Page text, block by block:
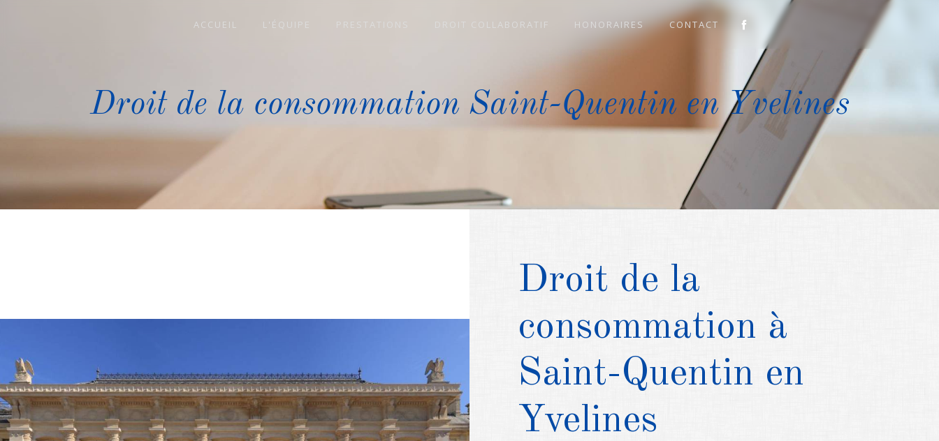
ACCUEIL L'ÉQUIPE PRESTATIONS DROIT COLLABORATIF HONORAIRES CONTACT
Droit de la consommation Saint-Quentin en Yvelines
Droit de la
consommation à
Saint-Quentin en
Yvelines